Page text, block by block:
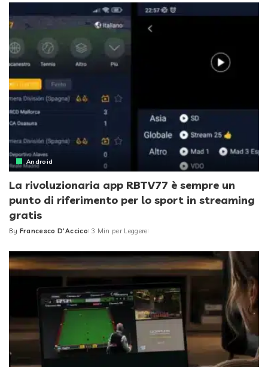
Android
La rivoluzionaria app RBTV77 è sempre un
punto di riferimento per lo sport in streaming
gratis
Posted
By Francesco D'Accico 3 Min per Leggere